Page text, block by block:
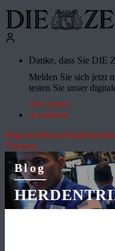
Danke, dass Sie DIE
Melden Sie sich jetzt
testen Sie unser
Abo testen
Anmelden
MigrationRenteWaldbrände
Themen
Blog